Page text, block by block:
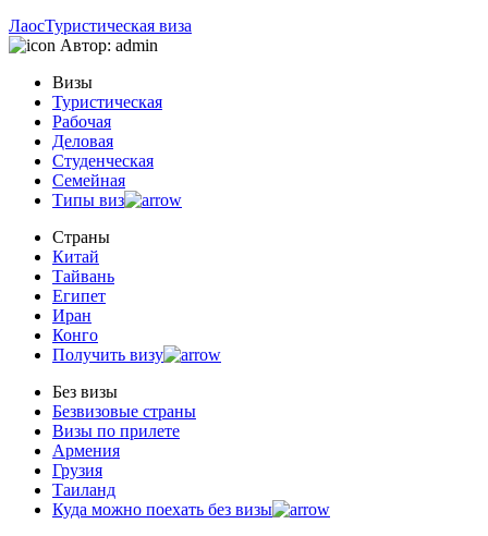
ЛаосТуристическая виза
Автор: admin
Визы
Туристическая
Рабочая
Деловая
Студенческая
Семейная
Типы виз
Страны
Китай
Тайвань
Египет
Иран
Конго
Получить визу
Без визы
Безвизовые страны
Визы по прилете
Армения
Грузия
Таиланд
Куда можно поехать без визы